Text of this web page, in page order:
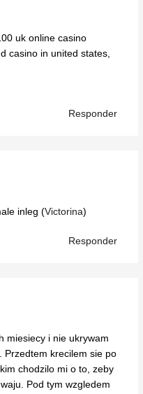
uk online casino
casino in united states,
Responder
inleg (Victorina)
Responder
miesiecy i nie ukrywam
Przedtem krecilem sie po
chodzilo mi o to, zeby
Pod tym wzgledem